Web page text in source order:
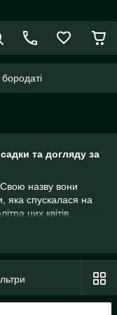
бородаті
та догляду за
назву вони
яка спускалася на
цих квітів
при правильному
групи, кожна з